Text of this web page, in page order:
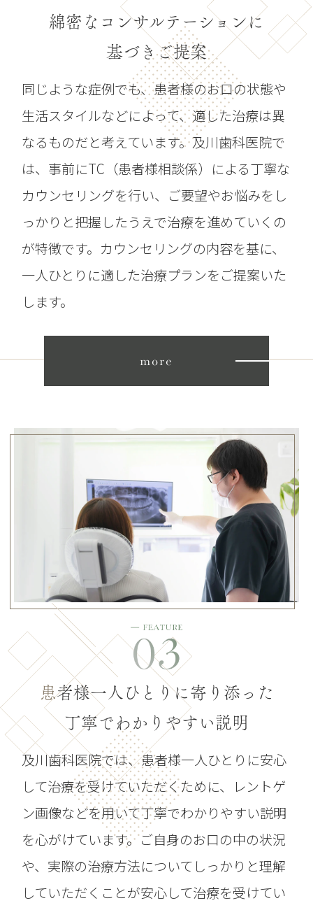
綿密なコンサルテーションに
基づきご提案
同じような症例でも、患者様のお口の状態や
生活スタイルなどによって、適した治療は異
なるものだと考えています。及川歯科医院で
は、事前にTC（患者様相談係）による丁寧な
カウンセリングを行い、ご要望やお悩みをし
っかりと把握したうえで治療を進めていくの
が特徴です。カウンセリングの内容を基に、
一人ひとりに適した治療プランをご提案いた
します。
more
患者様一人ひとりに寄り添った
丁寧でわかりやすい説明
及川歯科医院では、患者様一人ひとりに安心
して治療を受けていただくために、レントゲ
ン画像などを用いて丁寧でわかりやすい説明
を心がけています。ご自身のお口の中の状況
や、実際の治療方法についてしっかりと理解
していただくことが安心して治療を受けてい